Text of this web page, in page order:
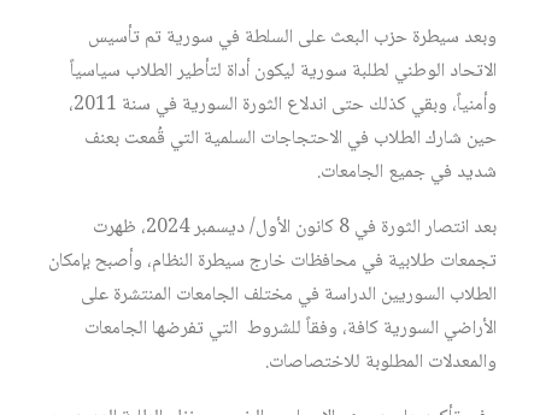
وبعد سيطرة حزب البعث على السلطة في سورية تم تأسيس
الاتحاد الوطني لطلبة سورية ليكون أداة لتأطير الطلاب سياسياً
وأمنياً، وبقي كذلك حتى اندلاع الثورة السورية في سنة 2011،
حين شارك الطلاب في الاحتجاجات السلمية التي قُمعت بعنف
شديد في جميع الجامعات.
بعد انتصار الثورة في 8 كانون الأول/ ديسمبر 2024، ظهرت
تجمعات طلابية في محافظات خارج سيطرة النظام، وأصبح بإمكان
الطلاب السوريين الدراسة في مختلف الجامعات المنتشرة على
الأراضي السورية كافة، وفقاً للشروط التي تفرضها الجامعات
والمعدلات المطلوبة للاختصاصات.